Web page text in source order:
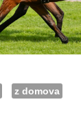
z domova